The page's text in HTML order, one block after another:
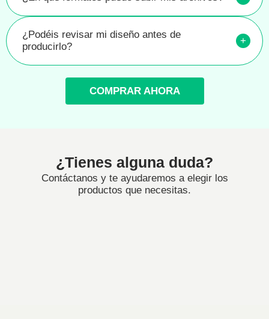
¿Podéis revisar mi diseño antes de
producirlo?
+
COMPRAR AHORA
¿Tienes alguna duda?
Contáctanos y te ayudaremos a elegir los
productos que necesitas.